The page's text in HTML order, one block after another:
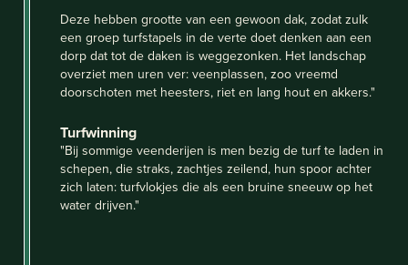
Deze hebben grootte van een gewoon dak, zodat zulk
een groep turfstapels in de verte doet denken aan een
dorp dat tot de daken is weggezonken. Het landschap
overziet men uren ver: veenplassen, zoo vreemd
doorschoten met heesters, riet en lang hout en akkers."
Turfwinning
"Bij sommige veenderijen is men bezig de turf te laden in
schepen, die straks, zachtjes zeilend, hun spoor achter
zich laten: turfvlokjes die als een bruine sneeuw op het
water drijven."